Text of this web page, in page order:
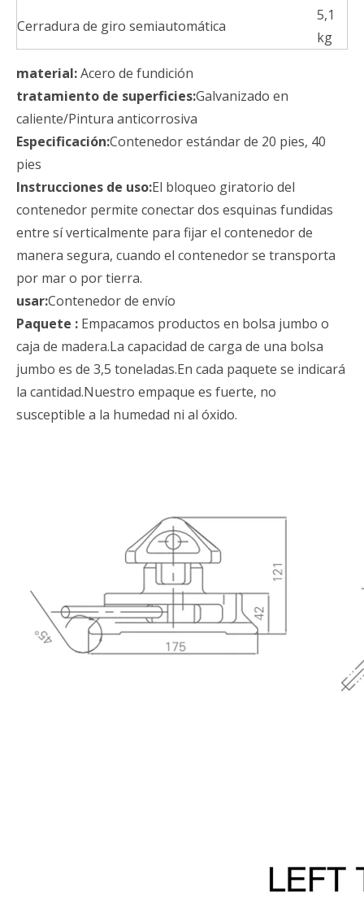
Cerradura de giro semiautomática
5,1
kg
material:Acero de fundición
tratamiento de superficies:Galvanizado en
caliente/Pintura anticorrosiva
Especificación:Contenedor estándar de 20 pies, 40
pies
Instrucciones de uso:El bloqueo giratorio del
contenedor permite conectar dos esquinas fundidas
entre sí verticalmente para fijar el contenedor de
manera segura, cuando el contenedor se transporta
por mar o por tierra.
usar:Contenedor de envío
Paquete : Empacamos productos en bolsa jumbo o
caja de madera.La capacidad de carga de una bolsa
jumbo es de 3,5 toneladas.En cada paquete se indicará
la cantidad.Nuestro empaque es fuerte, no
susceptible a la humedad ni al óxido.